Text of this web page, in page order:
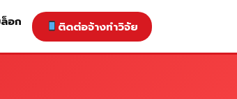
ติดต่อจ้างทำวิจัย เกี่ยวกับเรา
อก ติดต่อจ้างทำวิจัย